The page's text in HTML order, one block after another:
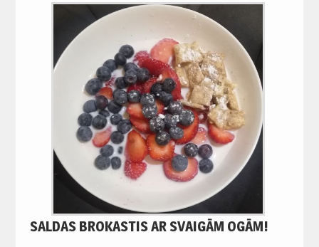
SALDAS BROKASTIS AR SVAIGĀM OGĀM!